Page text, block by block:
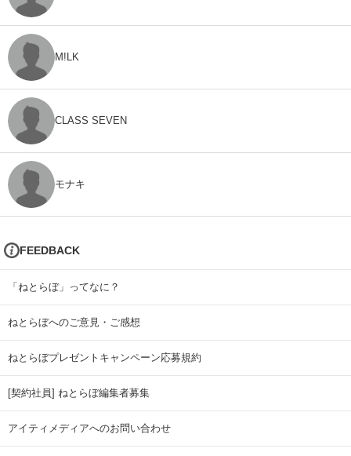
M!LK
CLASS SEVEN
モナキ
FEEDBACK
「ねとらぼ」ってなに？
ねとらぼへのご意見・ご感想
ねとらぼプレゼントキャンペーン応募規約
[契約社員] ねとらぼ編集者募集
アイティメディアへのお問い合わせ